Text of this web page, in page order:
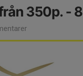
350p. -